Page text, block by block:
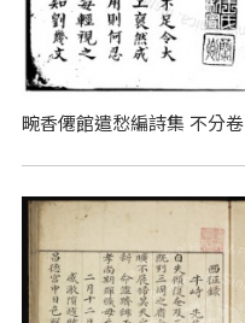
畹香僊館遣愁編詩集 不分卷